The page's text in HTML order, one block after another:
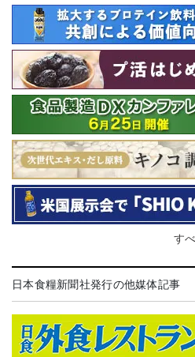
す
日本食糧新聞社発行の他媒体記事